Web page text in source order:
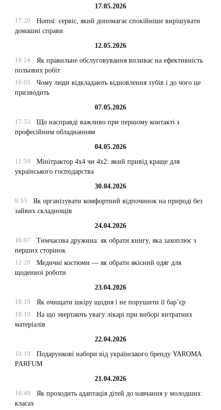
17.05.2026
17:20
Homsi: сервіс, який допомагає спокійніше вирішувати
домашні справи
12.05.2026
16:24
Як правильне обслуговування впливає на ефективність
польових робіт
16:05
Чому люди відкладають відновлення зубів і до чого це
призводить
07.05.2026
17:53
Що насправді важливо при першому контакті з
професійним обладнанням
04.05.2026
11:59
Мінітрактор 4х4 чи 4х2: який привід краще для
українського господарства
30.04.2026
9:53
Як організувати комфортний відпочинок на природі без
зайвих складнощів
24.04.2026
16:07
Тимчасова дружина: як обрати книгу, яка захоплює з
перших сторінок
12:20
Медичні костюми — як обрати якісний одяг для
щоденної роботи
23.04.2026
18:19
Як очищати шкіру щодня і не порушити її бар’єр
18:10
На що звертають увагу лікарі при виборі витратних
матеріалів
22.04.2026
10:19
Подарункові набори від українського бренду YAROMA
PARFUM
21.04.2026
16:49
Як проходить адаптація дітей до навчання у молодших
класах